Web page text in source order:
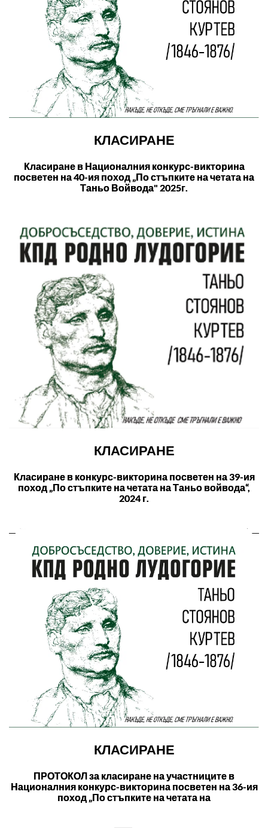
КЛАСИРАНЕ
Класиране в Националния конкурс-викторина
посветен на 40-ия поход „По стъпките на четата на
Таньо Войвода" 2025г.
КЛАСИРАНЕ
Класиране в конкурс-викторина посветен на 39-ия
поход „По стъпките на четата на Таньо войвода“,
2024 г.
КЛАСИРАНЕ
ПРОТОКОЛ за класиране на участниците в
Националния конкурс-викторина посветен на 36-ия
поход „По стъпките на четата на